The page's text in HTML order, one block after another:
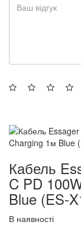
Кабель
C PD
Blue (ES-
В наявності